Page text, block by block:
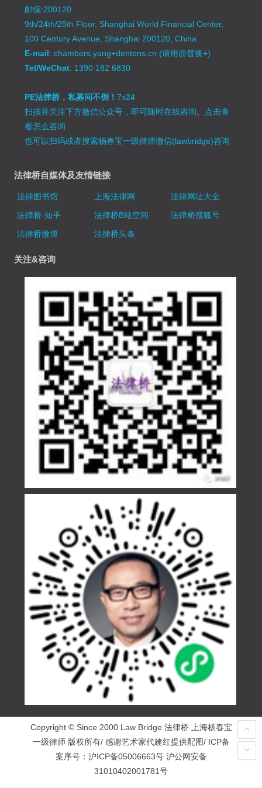
邮编:200120
9th/24th/25th Floor, Shanghai World Financial Center,
100 Century Avenue, Shanghai 200120, China
E-mail: chambers.yang+dentons.cn (请用@替换+)
Tel/WeChat: 1390 182 6830
PE法律桥，私募问不倒！7x24
扫描并关注下方微信公众号，即可随时在线咨询。 点击查
看怎么咨询
也可以扫码或者搜索杨春宝一级律师微信(lawbridge)咨询
法律桥自媒体及友情链接
法律图书馆 上海法律网
法律网址大全
法律桥-知乎
法律桥B站空间
法律桥搜狐号
法律桥微博
法律桥头条
关注&咨询
Copyright © Since 2000 Law Bridge 法律桥 上海杨春宝
一级律师 版权所有/ 感谢艺术家代建红提供配图/ ICP备
案序号： 沪ICP备05006663号 沪公网安备
31010402001781号